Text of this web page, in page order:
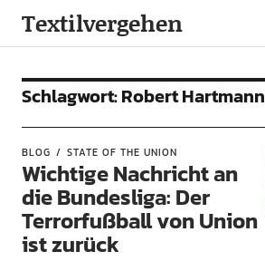
Textilvergehen
Schlagwort:Robert Hartmann
BLOG STATE OF THE UNION
Wichtige Nachricht an
die Bundesliga: Der
Terrorfußball von Union
ist zurück